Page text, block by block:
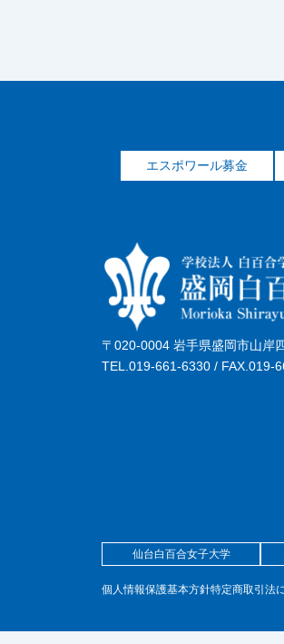
エスポワール募金
〒020-0004 岩手県盛岡市山岸
TEL.019-661-6330 / FAX.019-
仙台白百合女子大学
個人情報保護基本方針特定商取引法